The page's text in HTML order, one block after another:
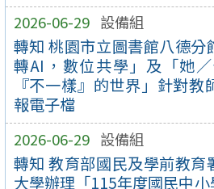
2026-06-29 設備組
轉知 桃園市立圖書館八德分
轉AI，數位共學」及「她
『不一樣』的世界」針對
報電子檔
2026-06-29 設備組
轉知 教育部國民及學前教育
大學辦理「115年度國民中